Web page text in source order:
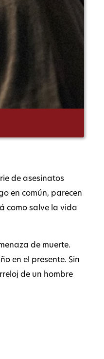
de asesinatos
en común, parecen
como salve la vida
de muerte.
en el presente. Sin
de un hombre